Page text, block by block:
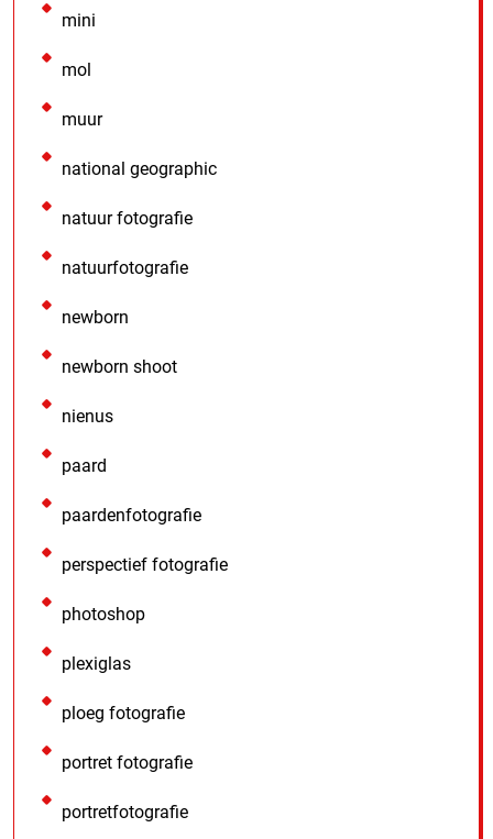
mini
mol
muur
national geographic
natuur fotografie
natuurfotografie
newborn
newborn shoot
nienus
paard
paardenfotografie
perspectief fotografie
photoshop
plexiglas
ploeg fotografie
portret fotografie
portretfotografie